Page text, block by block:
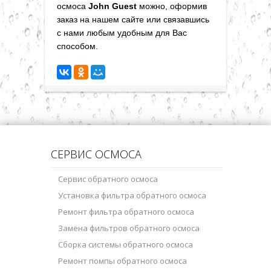
осмоса John Guest можно, оформив
заказ на нашем сайте или связавшись
с нами любым удобным для Вас
способом
СЕРВИС ОСМОСА
Сервис обратного осмоса
Установка фильтра обратного осмоса
Ремонт фильтра обратного осмоса
Замена фильтров обратного осмоса
Сборка системы обратного осмоса
Ремонт помпы обратного осмоса